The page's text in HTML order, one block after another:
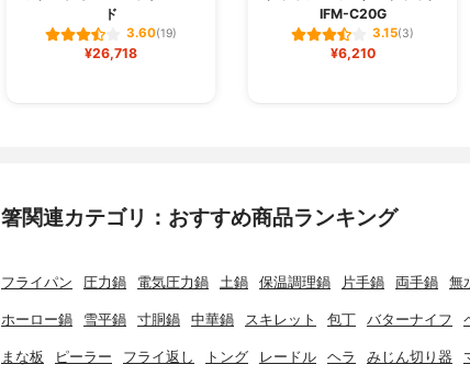
ド
3.60(19)
¥26,718
IFM-C20G
3.15(3)
¥6,210
箸関連カテゴリ：おすすめ商品ランキング
フライパン 圧力鍋 電気圧力鍋 土鍋 保温調理鍋 片手鍋 両手鍋 無
ホーロー鍋 雪平鍋 寸胴鍋 中華鍋 スキレット 包丁 バターナイフ
まな板 ピーラー フライ返し トング レードル ヘラ みじん切り器